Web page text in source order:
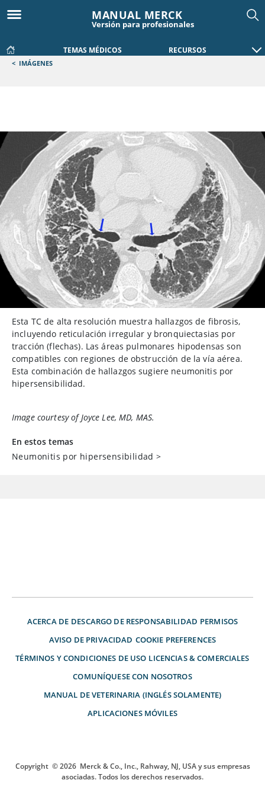
MANUAL MERCK
Versión para profesionales
TEMAS MÉDICOS RECURSOS
< IMÁGENES
Esta TC de alta resolución muestra hallazgos de fibrosis,
incluyendo reticulación irregular y bronquiectasias por
tracción (flechas). Las áreas pulmonares hipodensas son
compatibles con regiones de obstrucción de la vía aérea.
Esta combinación de hallazgos sugiere neumonitis por
hipersensibilidad.
Image courtesy of Joyce Lee, MD, MAS.
En estos temas
Neumonitis por hipersensibilidad >
ACERCA DE DESCARGO DE RESPONSABILIDAD PERMISOS
AVISO DE PRIVACIDAD COOKIE PREFERENCES
TÉRMINOS Y CONDICIONES DE USO LICENCIAS & COMERCIALES
COMUNÍQUESE CON NOSOTROS
MANUAL DE VETERINARIA (INGLÉS SOLAMENTE)
APLICACIONES MÓVILES
Copyright © 2026 Merck & Co., Inc., Rahway, NJ, USA y sus empresas
asociadas. Todos los derechos reservados.